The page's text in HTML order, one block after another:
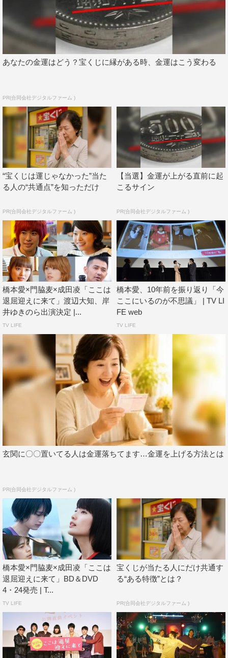
映画「ここは退屈迎えに来て」
10月19日（金）全国公開
＜あらすじ＞
マスコミ業界を志望して上京したものの、10年後地元に戻
日々。高校時代に仲の良かった友達サツキと久々に会った
勢いで、男女を問わず皆の中心にいた憧れの椎名くん（成
田凌）に連絡し、会いに行くことに。道中、「私」の中に
椎名くんとの高校時代の忘れられない思い出が蘇るー。元
カレ「椎名」を忘れられないまま地元でフリーターとして
暮らす「あたし」（門脇麦）。元カレの友達・遠藤と、腐
れ縁のような関係を続けているけれど、心は彼といたとき
出演：橋本愛 門脇麦 成田凌／渡辺大知 岸井ゆきの
内田理央 柳ゆり菜 亀田侑樹 瀧内公美 片山友希 木
崎絹子／マキタスポーツ 村上淳
原作：山内マリコ「ここは退屈迎えに来て」幻冬舎文庫
監督：廣木隆一
脚本：櫻井智也
制作プロダクション：ダブ
配給：KADOKAWA
©2018「ここは退屈迎えに来て」製作委員会
内田理央 岸井ゆきの 成田凌
渡辺大知 門脇麦
あなたの金運はどう？宝くじに縁がある時、金運はこう変わる
PR(合同会社デジタルファーム )
“宝くじは運じゃなかった”当た
る人の“共通点”を知っただけ
PR(合同会社デジタルファーム )
【当選】金運が上がる直前に起
こるサイン
PR(合同会社デジタルファーム )
橋本愛×門脇麦×成田凌「ここは
退屈迎えに来て」渡辺大知、岸
井ゆきのら出演決定 |...
TV LIFE
橋本愛、10年前を振り返り「今
ここにいるのが不思議」 | TV LI
FE web
TV LIFE
玄関に〇〇置いてる人は金運落ちてます…金運を上げる方法とは
PR(合同会社デジタルファーム )
橋本愛×門脇麦×成田凌「ここは
退屈迎えに来て」BD＆DVD
4・24発売 | T...
TV LIFE
宝くじが当たる人にだけ共通す
る“ある特徴”とは？
PR(合同会社デジタルファーム )